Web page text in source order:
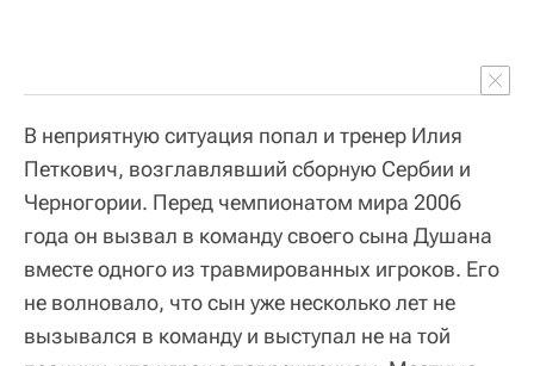
В неприятную ситуация попал и тренер Илия
Петкович, возглавлявший сборную Сербии и
Черногории. Перед чемпионатом мира 2006
года он вызвал в команду своего сына Душана
вместе одного из травмированных игроков. Его
не волновало, что сын уже несколько лет не
вызывался в команду и выступал не на той